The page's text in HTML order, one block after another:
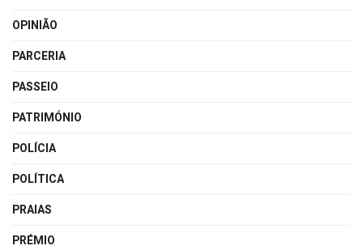
OPINIÃO
PARCERIA
PASSEIO
PATRIMÓNIO
POLÍCIA
POLÍTICA
PRAIAS
PRÉMIO